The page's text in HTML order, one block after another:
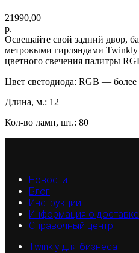
21990,00
р.
Освещайте свой задний двор,
метровыми гирляндами Twinkly
цветного свечения палитры
Цвет светодиода: RGB —
Длина, м.: 12
Кол-во ламп, шт.: 80
Новости
Блог
Инструкции
Информация о доставке
Справочный центр
Twinkly для бизнеса